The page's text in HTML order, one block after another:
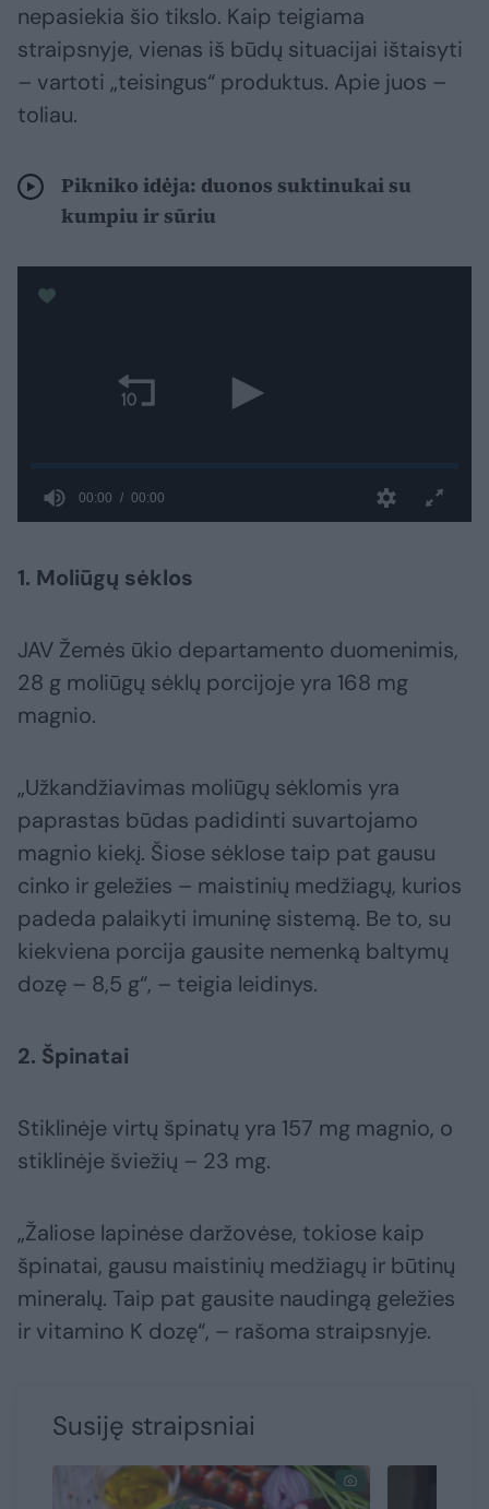
nepasiekia šio tikslo. Kaip teigiama
straipsnyje, vienas iš būdų situacijai ištaisyti
– vartoti „teisingus“ produktus. Apie juos –
toliau.
Pikniko idėja: duonos suktinukai su
kumpiu ir sūriu
1. Moliūgų sėklos
JAV Žemės ūkio departamento duomenimis,
28 g moliūgų sėklų porcijoje yra 168 mg
magnio.
„Užkandžiavimas moliūgų sėklomis yra
paprastas būdas padidinti suvartojamo
magnio kiekį. Šiose sėklose taip pat gausu
cinko ir geležies – maistinių medžiagų, kurios
padeda palaikyti imuninę sistemą. Be to, su
kiekviena porcija gausite nemenką baltymų
dozę – 8,5 g“, – teigia leidinys.
2. Špinatai
Stiklinėje virtų špinatų yra 157 mg magnio, o
stiklinėje šviežių – 23 mg.
„Žaliose lapinėse daržovėse, tokiose kaip
špinatai, gausu maistinių medžiagų ir būtinų
mineralų. Taip pat gausite naudingą geležies
ir vitamino K dozę“, – rašoma straipsnyje.
Susiję straipsniai